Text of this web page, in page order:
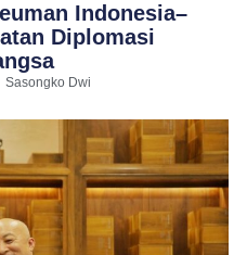
Indonesia–
Diplomasi
Sasongko Dwi